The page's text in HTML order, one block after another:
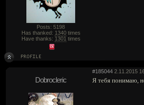
Posts: 5198
Has thanked: 1340times
Have thanks: 1301 times
#185044 2.11.2015
Dobrocleric Я тебя понимаю,